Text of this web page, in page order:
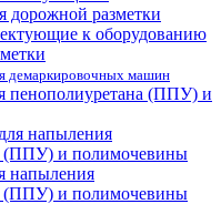
к оборудованию
демаркировочных машин
пенополиуретана (ППУ) и
напыления
(ППУ) и полимочевины